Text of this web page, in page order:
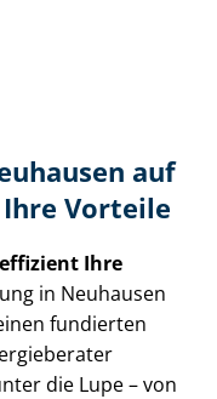
auf
Vorteile
Ihre
in Neuhausen
fundierten
die Lupe – von